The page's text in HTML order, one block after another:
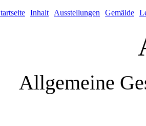
Inhalt Ausstellungen Gemälde
Allgemeine